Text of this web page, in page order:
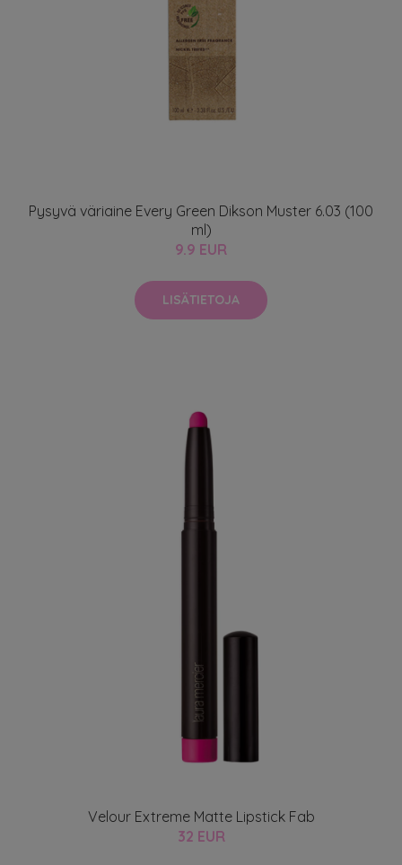
Pysyvä väriaine Every Green Dikson Muster 6.03 (100
ml)
9.9 EUR
LISÄTIETOJA
Velour Extreme Matte Lipstick Fab
32 EUR